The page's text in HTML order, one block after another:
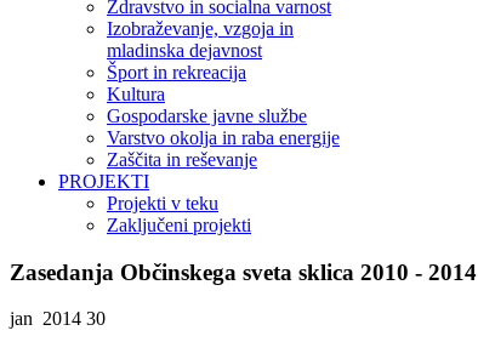
Zdravstvo in socialna varnost
Izobraževanje, vzgoja in
mladinska dejavnost
Šport in rekreacija
Kultura
Gospodarske javne službe
Varstvo okolja in raba energije
Zaščita in reševanje
PROJEKTI
Projekti v teku
Zaključeni projekti
Zasedanja Občinskega sveta sklica 2010 - 2014
jan 2014 30